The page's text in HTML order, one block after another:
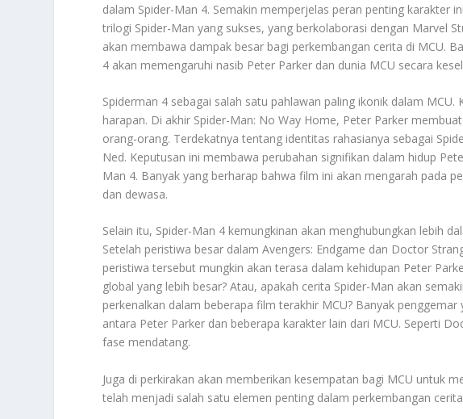
dalam Spider-Man 4. Semakin memperjelas peran penting karakter
trilogi Spider-Man yang sukses, yang berkolaborasi dengan Marvel
akan membawa dampak besar bagi perkembangan cerita di MCU.
4 akan memengaruhi nasib Peter Parker dan dunia MCU secara
Spiderman 4 sebagai salah satu pahlawan paling ikonik dalam
harapan. Di akhir Spider-Man: No Way Home, Peter Parker
orang-orang. Terdekatnya tentang identitas rahasianya sebagai
Ned. Keputusan ini membawa perubahan signifikan dalam hidup
Man 4. Banyak yang berharap bahwa film ini akan mengarah pada
dan dewasa.
Selain itu, Spider-Man 4 kemungkinan akan menghubungkan lebih
Setelah peristiwa besar dalam Avengers: Endgame dan Doctor
peristiwa tersebut mungkin akan terasa dalam kehidupan Peter
global yang lebih besar? Atau, apakah cerita Spider-Man akan
perkenalkan dalam beberapa film terakhir MCU? Banyak
antara Peter Parker dan beberapa karakter lain dari MCU. Seperti
fase mendatang.
Juga di perkirakan akan memberikan kesempatan bagi MCU untuk
telah menjadi salah satu elemen penting dalam perkembangan